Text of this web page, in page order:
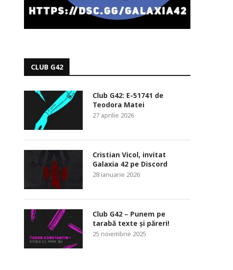
CLUB G42
Club G42: E-51741 de
Teodora Matei
27 aprilie 2026
Cristian Vicol, invitat
Galaxia 42 pe Discord
28 ianuarie 2026
Club G42 – Punem pe
tarabă texte și păreri!
25 noiembrie 2025